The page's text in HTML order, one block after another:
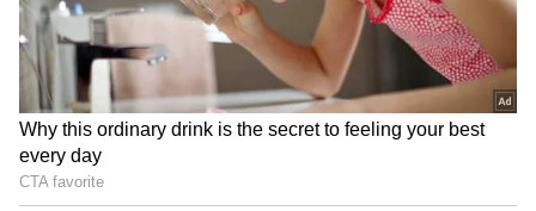
ఇక ప్రస్తుతం బంగ్లాదేశ్‌లో జరుగుతున్న అశాంతి.. మరోసారి
అలాంటి పరిస్థితులకు ఆజ్యంపోసిందన్నారు. ఇండియాలో
కొన్ని భారీ నిరసనలను ఈ ప్రభుత్వం సులభంగా ఫేస్
చేసింది. రీసెంట్ ఇయర్స్ లో వ్యవసాయ చట్టాలకు
వ్యతిరేకంగా జరిగిన నిరసనలు.. భారీ ఎత్తున జరిగిన